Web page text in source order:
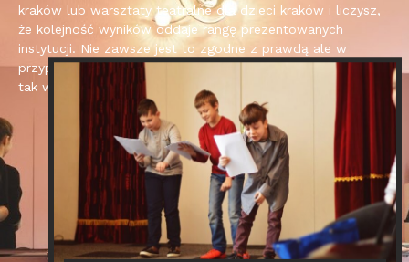
kraków lub warsztaty teatralne dla dzieci kraków i liczysz,
że kolejność wyników oddaje rangę prezentowanych
instytucji. Nie zawsze jest to zgodne z prawdą ale w
przypadku wymienionych fraz i naszej szkoły wydaje się, że
tak właśnie jest.